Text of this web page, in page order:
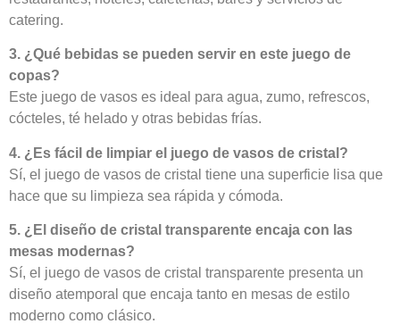
catering.
3. ¿Qué bebidas se pueden servir en este juego de
copas?
Este juego de vasos es ideal para agua, zumo, refrescos,
cócteles, té helado y otras bebidas frías.
4. ¿Es fácil de limpiar el juego de vasos de cristal?
Sí, el juego de vasos de cristal tiene una superficie lisa que
hace que su limpieza sea rápida y cómoda.
5. ¿El diseño de cristal transparente encaja con las
mesas modernas?
Sí, el juego de vasos de cristal transparente presenta un
diseño atemporal que encaja tanto en mesas de estilo
moderno como clásico.